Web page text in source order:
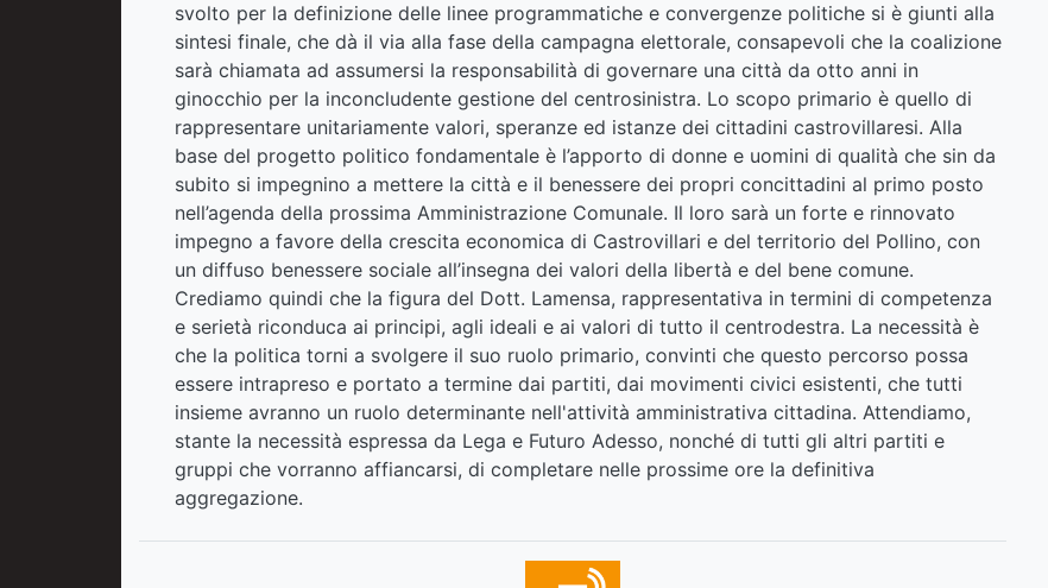
svolto per la definizione delle linee programmatiche e convergenze politiche si è giunti alla
sintesi finale, che dà il via alla fase della campagna elettorale, consapevoli che la coalizione
sarà chiamata ad assumersi la responsabilità di governare una città da otto anni in
ginocchio per la inconcludente gestione del centrosinistra. Lo scopo primario è quello di
rappresentare unitariamente valori, speranze ed istanze dei cittadini castrovillaresi. Alla
base del progetto politico fondamentale è l’apporto di donne e uomini di qualità che sin da
subito si impegnino a mettere la città e il benessere dei propri concittadini al primo posto
nell’agenda della prossima Amministrazione Comunale. Il loro sarà un forte e rinnovato
impegno a favore della crescita economica di Castrovillari e del territorio del Pollino, con
un diffuso benessere sociale all’insegna dei valori della libertà e del bene comune.
Crediamo quindi che la figura del Dott. Lamensa, rappresentativa in termini di competenza
e serietà riconduca ai principi, agli ideali e ai valori di tutto il centrodestra. La necessità è
che la politica torni a svolgere il suo ruolo primario, convinti che questo percorso possa
essere intrapreso e portato a termine dai partiti, dai movimenti civici esistenti, che tutti
insieme avranno un ruolo determinante nell'attività amministrativa cittadina. Attendiamo,
stante la necessità espressa da Lega e Futuro Adesso, nonché di tutti gli altri partiti e
gruppi che vorranno affiancarsi, di completare nelle prossime ore la definitiva
aggregazione.